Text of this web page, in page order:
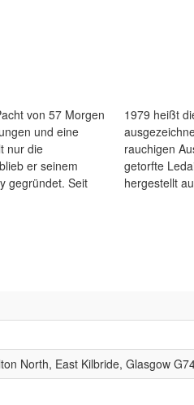
von 57 Morgen
und eine
nur die
er seinem
gegründet. Seit
und
den typischen
ist dieser
46,3 % und
hergestellt
North, East Kilbride, Glasgow